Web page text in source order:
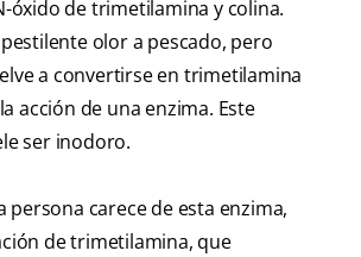
óxido de trimetilamina y colina.
olor a pescado, pero
a convertirse en trimetilamina
acción de una enzima. Este
ser inodoro.
persona carece de esta enzima,
de trimetilamina, que